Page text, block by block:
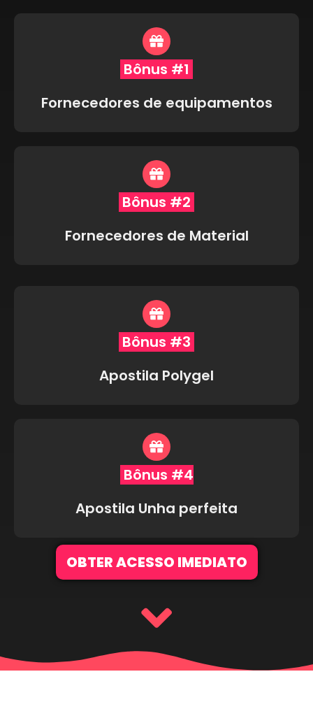
Bônus #1
Fornecedores de equipamentos
Bônus #2
Fornecedores de Material
Bônus #3
Apostila Polygel
Bônus #4
Apostila Unha perfeita
OBTER ACESSO IMEDIATO